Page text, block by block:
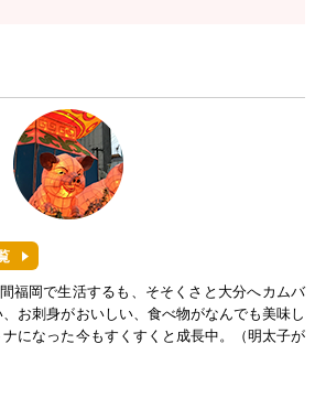
福岡で生活するも、そそくさと大分へカムバ
お刺身がおいしい、食べ物がなんでも美味し
になった今もすくすくと成長中。（明太子が